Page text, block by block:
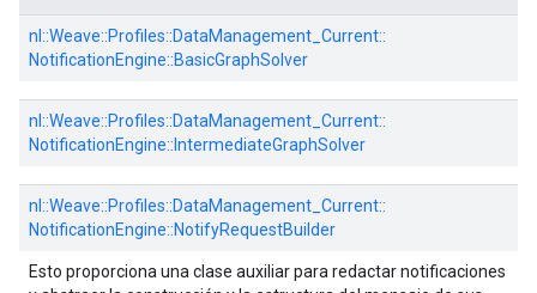
nl::Weave::Profiles::DataManagement_Current::
NotificationEngine::BasicGraphSolver
nl::Weave::Profiles::DataManagement_Current::
NotificationEngine:: IntermediateGraphSolver
nl::Weave::Profiles::DataManagement_Current::
NotificationEngine::NotifyRequestBuilder
Esto proporciona una clase auxiliar para redactar notificaciones